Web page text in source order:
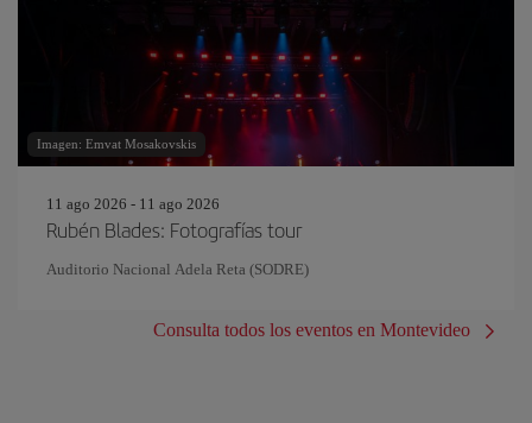
Imagen: Emvat Mosakovskis
11 ago 2026 - 11 ago 2026
Rubén Blades: Fotografías tour
Auditorio Nacional Adela Reta (SODRE)
Consulta todos los eventos en Montevideo